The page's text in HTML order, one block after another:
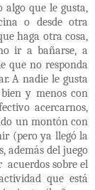
algo que le gusta,
o desde otra
haga otra cosa,
ir a bañarse, a
que no responda
A nadie le gusta
y menos con
acercarnos,
un montón con
(pero ya llegó la
además del juego
acuerdos sobre el
que está